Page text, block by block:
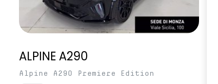
titanio con imp. blu Alpine
shark antenna
sistema di frenata d'emergenza attiva
volante in pelle
ALPINE A290
Alpine A290 Premiere Edition